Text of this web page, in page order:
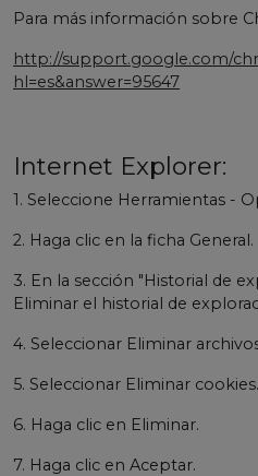
Para más información sobre
http://support.google.com/
hl=es&answer=95647
Internet Explorer:
1. Seleccione Herramientas -
2. Haga clic en la ficha General.
3. En la sección "Historial de
Eliminar el historial de
4. Seleccionar Eliminar
5. Seleccionar Eliminar cookies.
6. Haga clic en Eliminar.
7. Haga clic en Aceptar.